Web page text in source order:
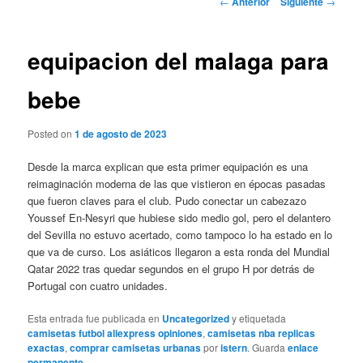
equipacion del malaga para
bebe
Posted on1 de agosto de 2023
Desde la marca explican que esta primer equipación es una
reimaginación moderna de las que vistieron en épocas pasadas
que fueron claves para el club. Pudo conectar un cabezazo
Youssef En-Nesyri que hubiese sido medio gol, pero el delantero
del Sevilla no estuvo acertado, como tampoco lo ha estado en lo
que va de curso. Los asiáticos llegaron a esta ronda del Mundial
Qatar 2022 tras quedar segundos en el grupo H por detrás de
Portugal con cuatro unidades.
Esta entrada fue publicada en Uncategorizedy etiquetada
camisetas futbol aliexpress opiniones,camisetas nba replicas
exactas,comprar camisetas urbanasporistern. Guardaenlace